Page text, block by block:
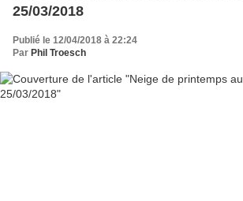
25/03/2018
Publié le 12/04/2018 à 22:24
Par Phil Troesch